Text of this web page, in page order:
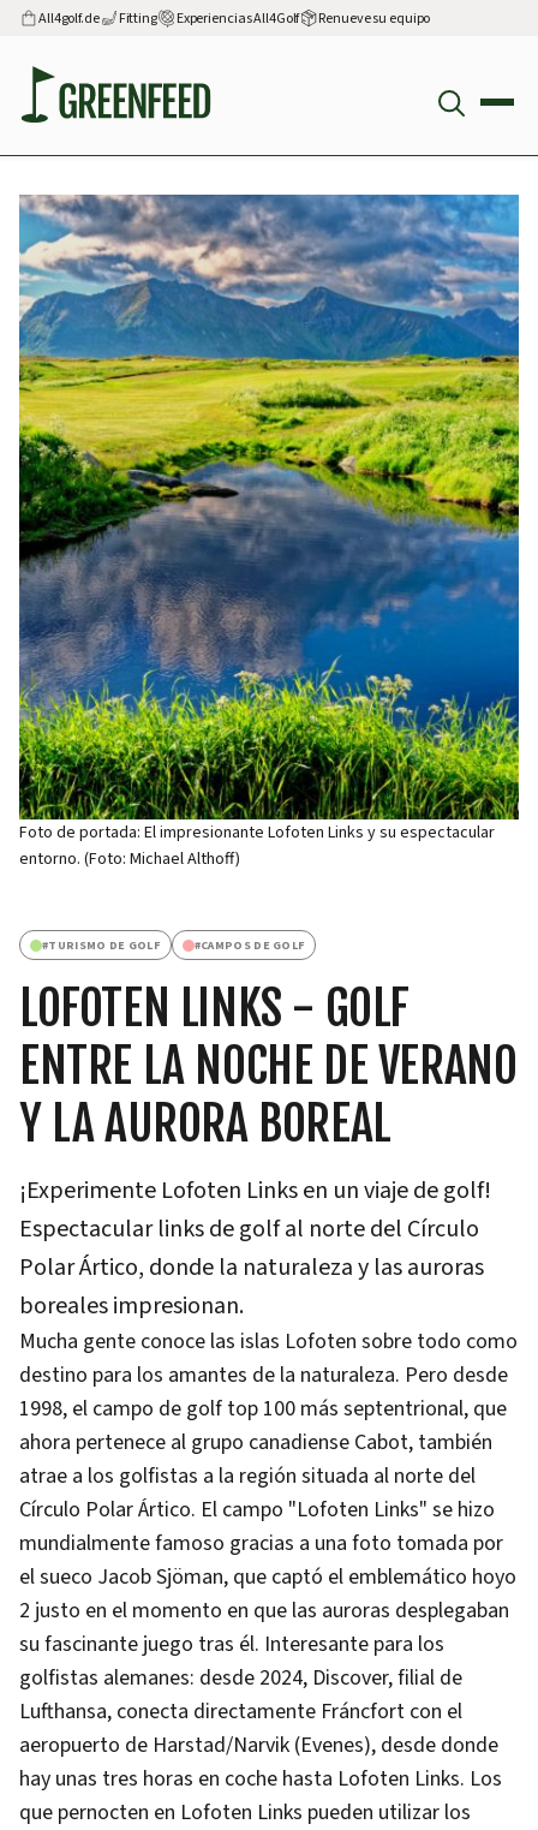
All4golf.de Fitting Experiencias All4Golf Renueve su equipo
Foto de portada: El impresionante Lofoten Links y su espectacular
entorno. (Foto: Michael Althoff)
#TURISMO DE GOLF #CAMPOS DE GOLF
LOFOTEN LINKS - GOLF
ENTRE LA NOCHE DE VERANO
Y LA AURORA BOREAL
¡Experimente Lofoten Links en un viaje de golf!
Espectacular links de golf al norte del Círculo
Polar Ártico, donde la naturaleza y las auroras
boreales impresionan.
Mucha gente conoce las islas Lofoten sobre todo como
destino para los amantes de la naturaleza. Pero desde
1998, el campo de golf top 100 más septentrional, que
ahora pertenece al grupo canadiense Cabot, también
atrae a los golfistas a la región situada al norte del
Círculo Polar Ártico. El campo "Lofoten Links" se hizo
mundialmente famoso gracias a una foto tomada por
el sueco Jacob Sjöman, que captó el emblemático hoyo
2 justo en el momento en que las auroras desplegaban
su fascinante juego tras él. Interesante para los
golfistas alemanes: desde 2024, Discover, filial de
Lufthansa, conecta directamente Fráncfort con el
aeropuerto de Harstad/Narvik (Evenes), desde donde
hay unas tres horas en coche hasta Lofoten Links. Los
que pernocten en Lofoten Links pueden utilizar los